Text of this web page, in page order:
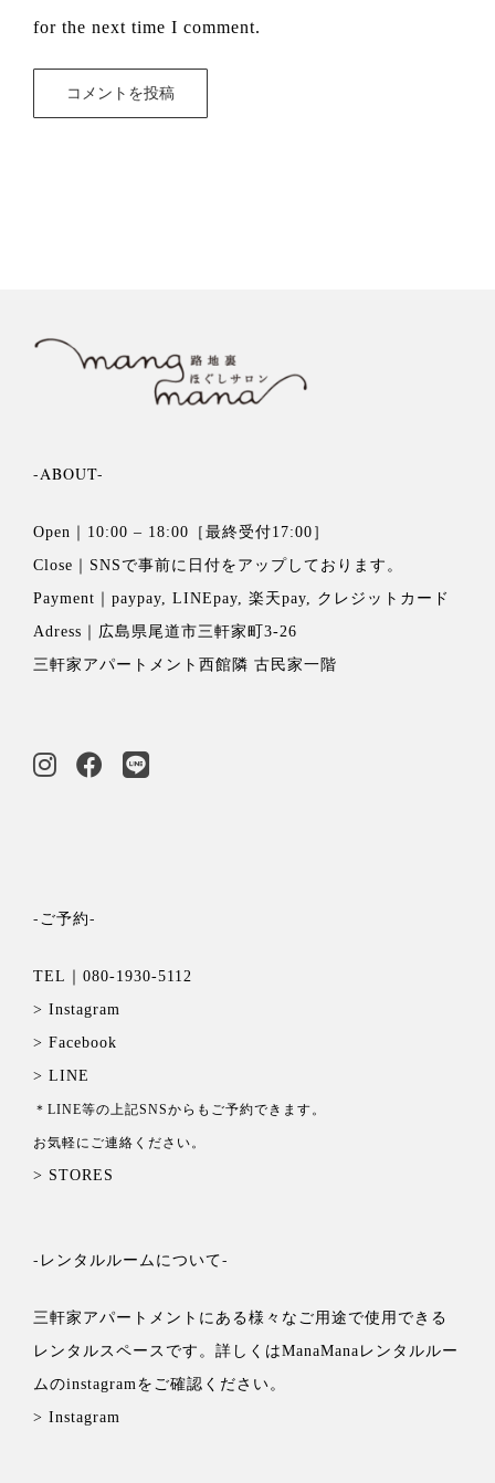
for the next time I comment.
-ABOUT-
Open｜10:00 – 18:00［最終受付17:00］
Close｜ SNSで事前に日付をアップ しております。
Payment｜paypay, LINEpay, 楽天pay, クレジットカード
Adress｜広島県尾道市三軒家町3-26
三軒家アパートメント西館隣 古民家一階
-ご予約-
TEL｜080-1930-5112
> Instagram
> Facebook
> LINE
＊LINE等の上記SNSからもご予約できます。
お気軽にご連絡ください。
> STORES
-レンタルルームについて-
三軒家アパートメントにある様々なご用途で使用できる
レンタルスペースです。詳しくはManaManaレンタルルー
ムのinstagramをご確認ください。
> Instagram